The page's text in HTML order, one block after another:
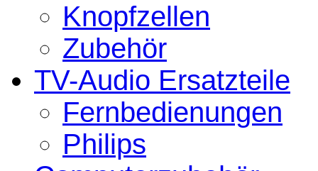
Knopfzellen
Zubehör
TV-Audio Ersatzteile
Fernbedienungen
Philips